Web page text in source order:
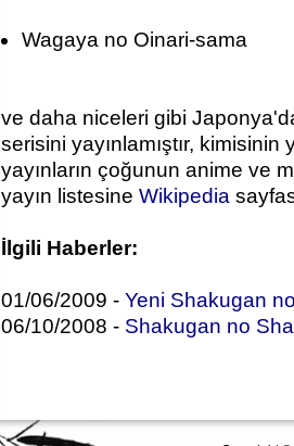
Wagaya no Oinari-sama
ve daha niceleri gibi
serisini yayınlamıştır,
yayınların çoğunun anime ve
yayın listesine Wikipedia
İlgili Haberler:
01/06/2009 - Yeni Shakugan
06/10/2008 - Shakugan no